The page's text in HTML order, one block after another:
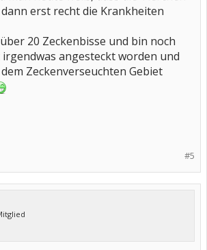
erst recht die Krankheiten
20 Zeckenbisse und bin noch
angesteckt worden und
Zeckenverseuchten Gebiet
#5